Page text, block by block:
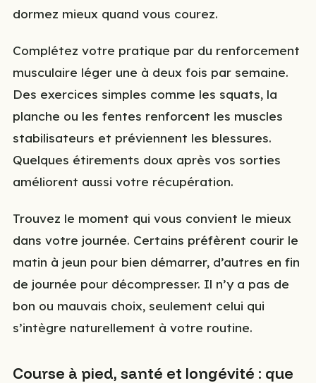
dormez mieux quand vous courez.
Complétez votre pratique par du renforcement
musculaire léger une à deux fois par semaine.
Des exercices simples comme les squats, la
planche ou les fentes renforcent les muscles
stabilisateurs et préviennent les blessures.
Quelques étirements doux après vos sorties
améliorent aussi votre récupération.
Trouvez le moment qui vous convient le mieux
dans votre journée. Certains préfèrent courir le
matin à jeun pour bien démarrer, d’autres en fin
de journée pour décompresser. Il n’y a pas de
bon ou mauvais choix, seulement celui qui
s’intègre naturellement à votre routine.
Course à pied, santé et longévité : que